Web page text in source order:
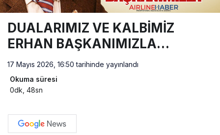
DUALARIMIZ VE KALBİMİZ
ERHAN BAŞKANIMIZLA…
17 Mayıs 2026, 16:50 tarihinde yayınlandı
Okuma süresi
0dk, 48sn